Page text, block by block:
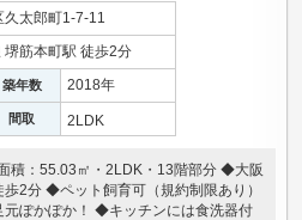
太郎町1-7-11
筋本町駅 徒歩2分
築年数 2018年
間取 2LDK
：55.03㎡・2LDK・13階部分 ◆大阪
2分 ◆ペット飼育可（規約制限あり）
ぽかぽか！ ◆キッチンには食洗器付